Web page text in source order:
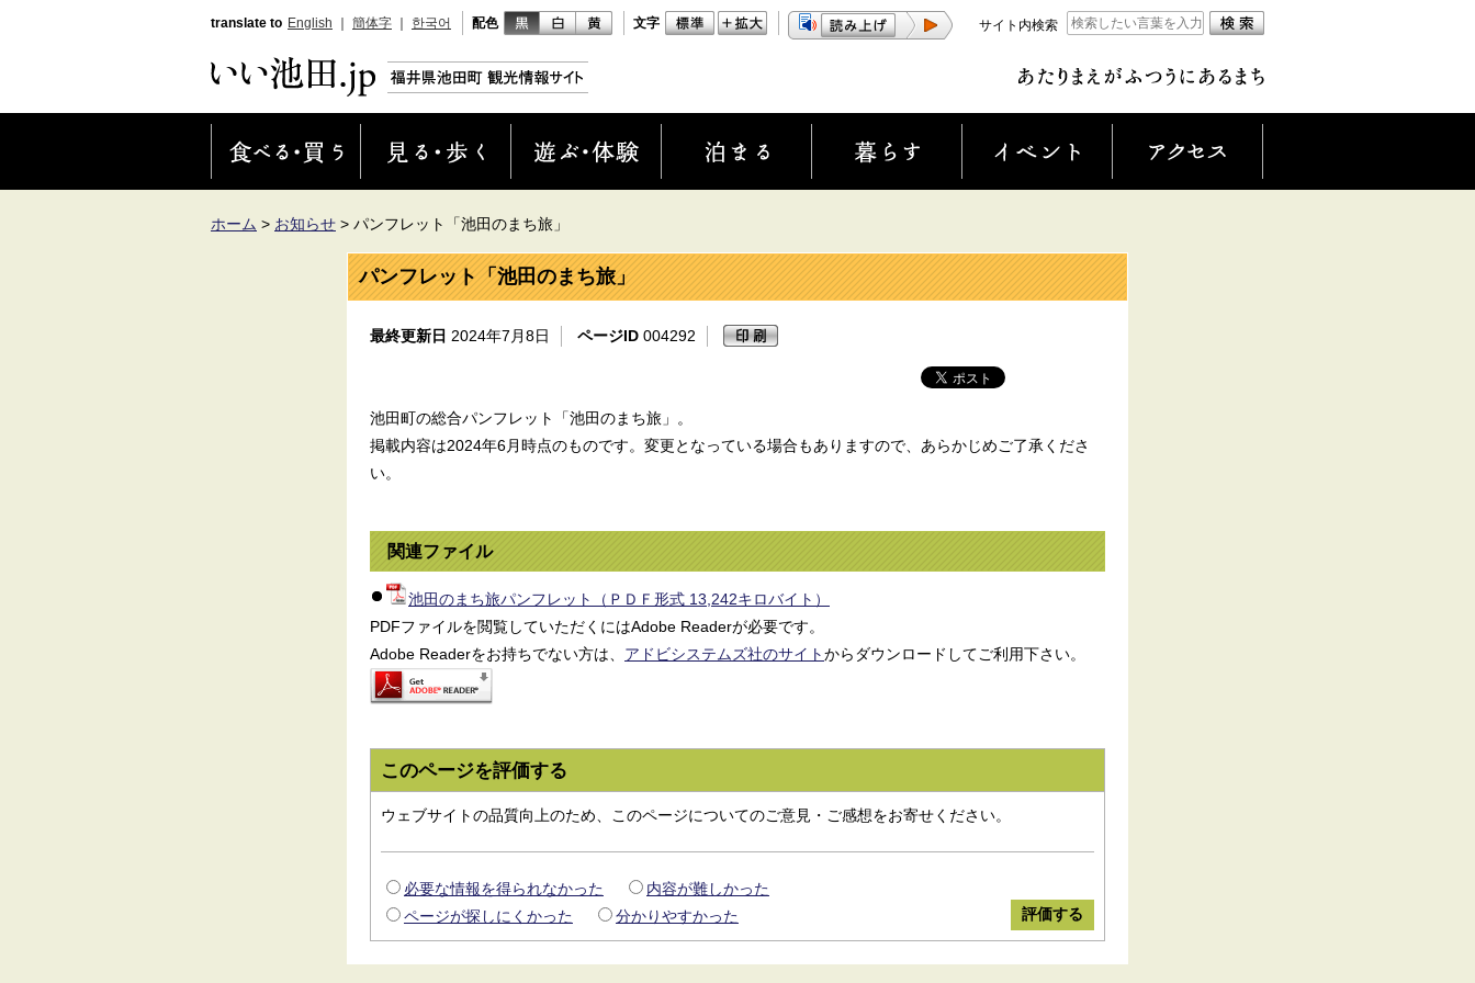
translate to English 簡体字 한국어 配色 文字 サイト内検索
ホーム > お知らせ > パンフレット「池田のまち旅」
パンフレット「池田のまち旅」
最終更新日 2024年7月8日 ページID 004292
池田町の総合パンフレット「池田のまち旅」。
掲載内容は2024年6月時点のものです。変更となっている場合もありますので、あらかじめご了承くださ
い。
関連ファイル
池田のまち旅パンフレット（ＰＤＦ形式 13,242キロバイト）
PDFファイルを閲覧していただくにはAdobe Readerが必要です。
Adobe Readerをお持ちでない方は、 アドビシステムズ社のサイトからダウンロードしてご利用下さい。
このページを評価する
ウェブサイトの品質向上のため、このページについてのご意見・ご感想をお寄せください。
必要な情報を得られなかった
内容が難しかった
ページが探しにくかった
分かりやすかった